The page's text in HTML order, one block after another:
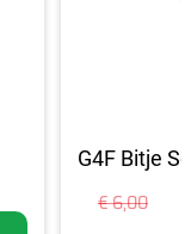
G4F Bitje
€ 6,00